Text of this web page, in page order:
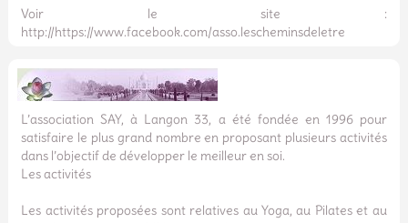
Voir le site :
http://https://www.facebook.com/asso.lescheminsdeletre
L’association SAY, à Langon 33, a été fondée en 1996 pour
satisfaire le plus grand nombre en proposant plusieurs activités
dans l’objectif de développer le meilleur en soi.
Les activités
Les activités proposées sont relatives au Yoga, au Pilates et au